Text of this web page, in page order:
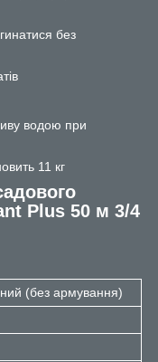
без
водою при
11 кг
Plus 50 м 3/4
(без армування)